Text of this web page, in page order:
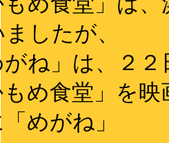
したが、
ね」は、２
め食堂」を
めがね」